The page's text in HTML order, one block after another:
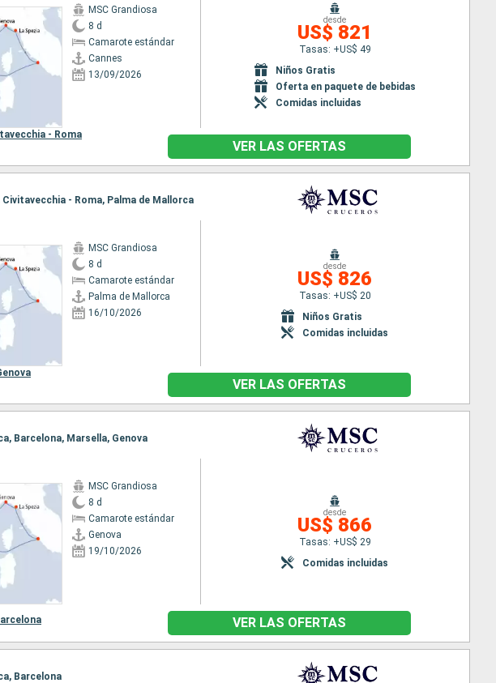
MSC Grandiosa
8 d
Camarote estándar
Cannes
13/09/2026
desde
US$ 821
Tasas: +US$ 49
Niños Gratis
Oferta en paquete de bebidas
Comidas incluidas
- Roma
VER LAS OFERTAS
- Roma, Palma de Mallorca
MSC Grandiosa
8 d
Camarote estándar
Palma de Mallorca
16/10/2026
desde
US$ 826
Tasas: +US$ 20
Niños Gratis
Comidas incluidas
VER LAS OFERTAS
Barcelona, Marsella, Genova
MSC Grandiosa
8 d
Camarote estándar
Genova
19/10/2026
desde
US$ 866
Tasas: +US$ 29
Comidas incluidas
VER LAS OFERTAS
Barcelona